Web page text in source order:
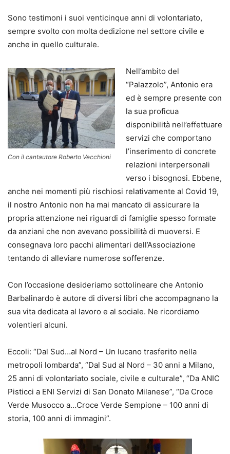
Sono testimoni i suoi venticinque anni di volontariato,
sempre svolto con molta dedizione nel settore civile e
anche in quello culturale.
Con il cantautore Roberto Vecchioni
Nell’ambito del
“Palazzolo”, Antonio era
ed è sempre presente con
la sua proficua
disponibilità nell’effettuare
servizi che comportano
l’inserimento di concrete
relazioni interpersonali
verso i bisognosi. Ebbene,
anche nei momenti più rischiosi relativamente al Covid 19,
il nostro Antonio non ha mai mancato di assicurare la
propria attenzione nei riguardi di famiglie spesso formate
da anziani che non avevano possibilità di muoversi. E
consegnava loro pacchi alimentari dell’Associazione
tentando di alleviare numerose sofferenze.
Con l’occasione desideriamo sottolineare che Antonio
Barbalinardo è autore di diversi libri che accompagnano la
sua vita dedicata al lavoro e al sociale. Ne ricordiamo
volentieri alcuni.
Eccoli: “Dal Sud…al Nord – Un lucano trasferito nella
metropoli lombarda”, “Dal Sud al Nord – 30 anni a Milano,
25 anni di volontariato sociale, civile e culturale”, “Da ANIC
Pisticci a ENI Servizi di San Donato Milanese”, “Da Croce
Verde Musocco a…Croce Verde Sempione – 100 anni di
storia, 100 anni di immagini”.